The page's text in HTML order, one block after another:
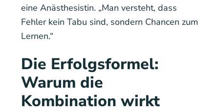
eine Anästhesistin. „Man versteht, dass
Fehler kein Tabu sind, sondern Chancen zum
Lernen.“
Die Erfolgsformel:
Warum die
Kombination wirkt